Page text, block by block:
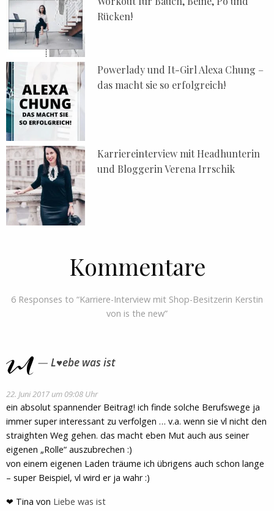
Rücken!
Powerlady und It-Girl Alexa Chung –
das macht sie so erfolgreich!
Karriereinterview mit Headhunterin
und Bloggerin Verena Irrschik
Kommentare
6 Responses to “Karriere-Interview mit Shop-Besitzerin Kerstin
von is the new”
L♥ebe was ist
22. Juni 2017 um 09:08 Uhr
ein absolut spannender Beitrag! ich finde solche Berufswege ja
immer super interessant zu verfolgen … v.a. wenn sie vl nicht den
straighten Weg gehen. das macht eben Mut auch aus seiner
eigenen „Rolle“ auszubrechen :)
von einem eigenen Laden träume ich übrigens auch schon lange
– super Beispiel, vl wird er ja wahr :)
❤ Tina von Liebe was ist